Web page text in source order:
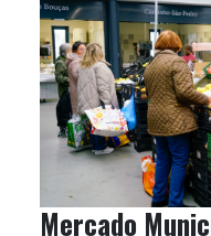
Mercado